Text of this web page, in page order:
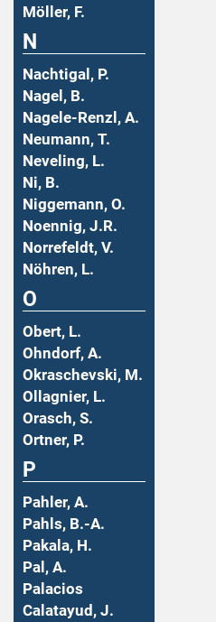
Möller, F.
N
Nachtigal, P.
Nagel, B.
Nagele-Renzl, A.
Neumann, T.
Neveling, L.
Ni, B.
Niggemann, O.
Noennig, J.R.
Norrefeldt, V.
Nöhren, L.
O
Obert, L.
Ohndorf, A.
Okraschevski, M.
Ollagnier, L.
Orasch, S.
Ortner, P.
P
Pahler, A.
Pahls, B.-A.
Pakala, H.
Pal, A.
Palacios
Calatayud, J.